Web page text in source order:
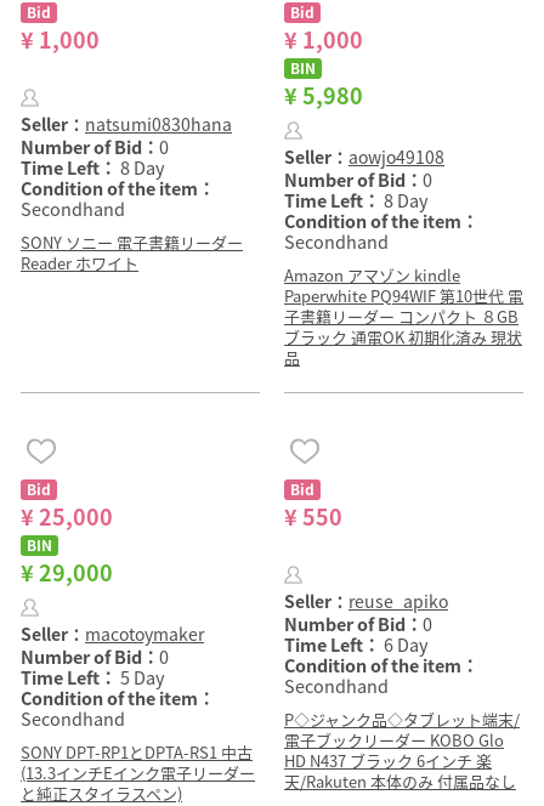
Bid
¥ 1,000
Seller： natsumi0830hana
Number of Bid： 0
Time Left： 8 Day
Condition of the item：
Secondhand
SONY ソニー 電子書籍リーダー
Reader ホワイト
Bid
¥ 1,000
BIN
¥ 5,980
Seller： aowjo49108
Number of Bid： 0
Time Left： 8 Day
Condition of the item：
Secondhand
Amazon アマゾン kindle
Paperwhite PQ94WIF 第10世代 電
子書籍リーダー コンパクト ８GB
ブラック 通電OK 初期化済み 現状
品
Bid
¥ 25,000
BIN
¥ 29,000
Seller： macotoymaker
Number of Bid： 0
Time Left： 5 Day
Condition of the item：
Secondhand
SONY DPT-RP1とDPTA-RS1 中古
(13.3インチEインク電子リーダー
と純正スタイラスペン)
Bid
¥ 550
Seller： reuse_apiko
Number of Bid： 0
Time Left： 6 Day
Condition of the item：
Secondhand
P◇ジャンク品◇タブレット端末/
電子ブックリーダー KOBO Glo
HD N437 ブラック 6インチ 楽
天/Rakuten 本体のみ 付属品なし